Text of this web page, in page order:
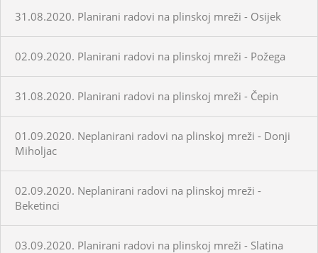
31.08.2020. Planirani radovi na plinskoj mreži - Osijek
02.09.2020. Planirani radovi na plinskoj mreži - Požega
31.08.2020. Planirani radovi na plinskoj mreži - Čepin
01.09.2020. Neplanirani radovi na plinskoj mreži - Donji
Miholjac
02.09.2020. Neplanirani radovi na plinskoj mreži -
Beketinci
03.09.2020. Planirani radovi na plinskoj mreži - Slatina